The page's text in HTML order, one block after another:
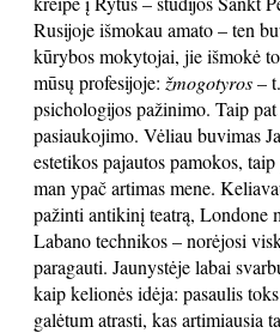
Rusijoje išmokau amato – ten
kūrybos mokytojai, jie išmokė
mūsų profesijoje: žmogotyros–
psichologijos pažinimo. Taip
pasiaukojimo. Vėliau buvimas
estetikos pajautos pamokos,
man ypač artimas mene.
pažinti antikinį teatrą, Londone
Labano technikos – norėjosi
paragauti. Jaunystėje labai
kaip kelionės idėja: pasaulis
galėtum atrasti, kas artimiausia